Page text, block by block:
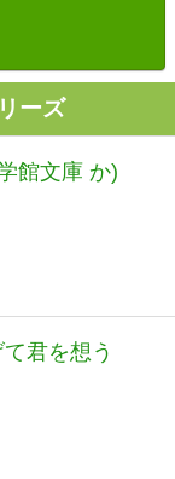
ーズ
館文庫 か)
君を想う